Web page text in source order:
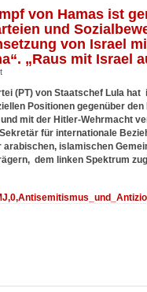
von Hamas ist
und
von Israel
„Raus mit Israel
(PT) von Staatschef Lula hat
Positionen gegenüber
mit der Hitler-Wehrmacht
für internationale
islamischen
dem linken Spektrum